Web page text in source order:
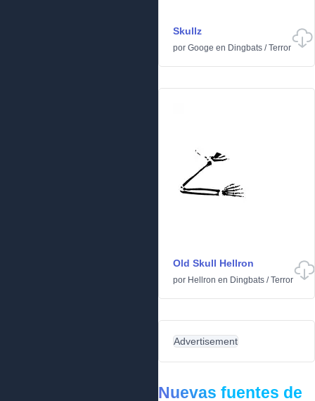
Skullz
por Googe en Dingbats /Terror
Old Skull Hellron
por Hellron en Dingbats /Terror
Advertisement
Nuevas fuentes de